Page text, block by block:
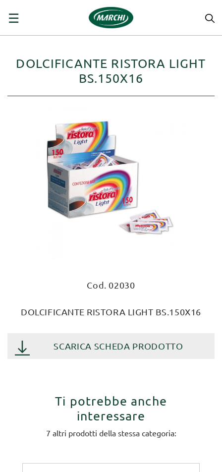
navigazione
☰
DOLCIFICANTE RISTORA LIGHT
BS.150X16
Cod. 02030
DOLCIFICANTE RISTORA LIGHT BS.150X16
SCARICA SCHEDA PRODOTTO
Ti potrebbe anche
interessare
7 altri prodotti della stessa categoria: